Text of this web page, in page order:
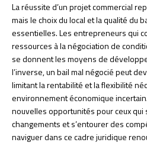
La réussite d’un projet commercial
mais le choix du local et la qualité du
essentielles. Les entrepreneurs qui
ressources à la négociation de
se donnent les moyens de
l’inverse, un bail mal négocié peut
limitant la rentabilité et la flexibilité
environnement économique
nouvelles opportunités pour ceux qui
changements et s’entourer des
naviguer dans ce cadre juridique